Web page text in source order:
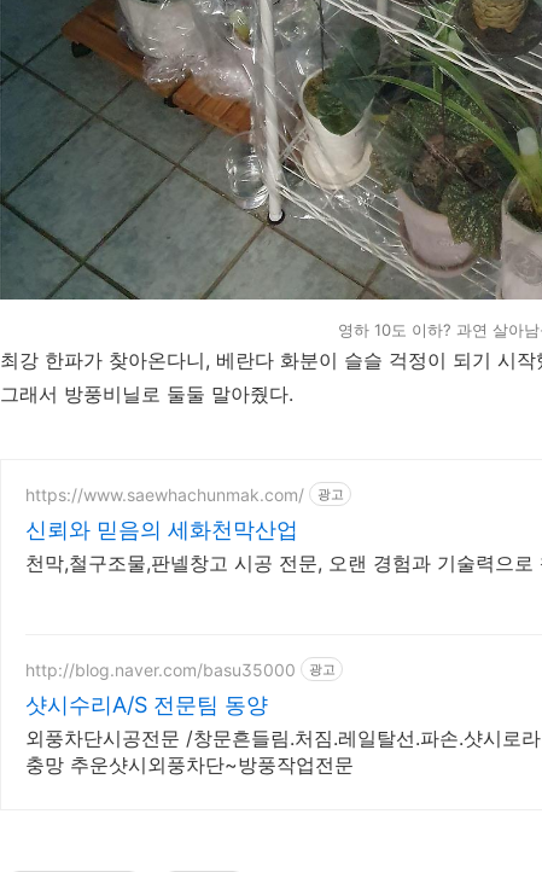
영하 10도 이하? 과연 살아
최강 한파가 찾아온다니, 베란다 화분이 슬슬 걱정이 되기 시작
그래서 방풍비닐로 둘둘 말아줬다.
https://www.saewhachunmak.com/ 광고
신뢰와 믿음의 세화천막산업
천막,철구조물,판넬창고 시공 전문, 오랜 경험과 기술력으로
http://blog.naver.com/basu35000 광고
샷시수리A/S 전문팀 동양
외풍차단시공전문 /창문흔들림.처짐.레일탈선.파손.샷시로
충망 추운샷시외풍차단~방풍작업전문